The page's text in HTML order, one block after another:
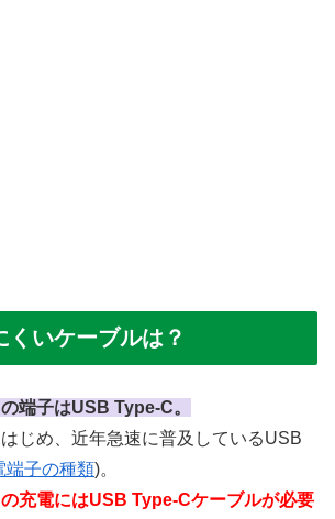
くいケーブルは？
端子はUSB Type-C。
じめ、近年急速に普及しているUSB
子の種類)。
充電にはUSB Type-Cケーブルが必要